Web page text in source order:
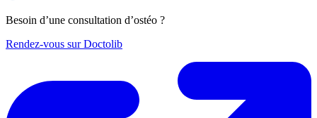
Besoin d’une consultation d’ostéo ?
Rendez-vous sur Doctolib